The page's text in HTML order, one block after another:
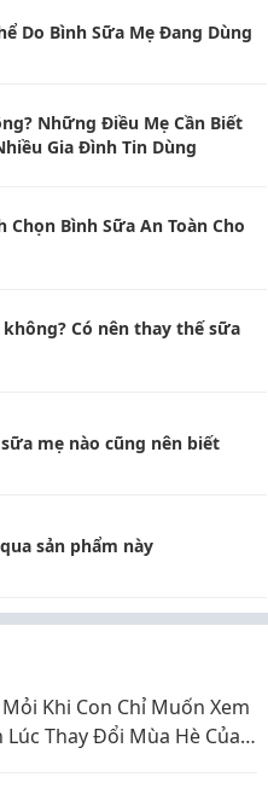
Do Bình Sữa Mẹ Đang Dùng
Những Điều Mẹ Cần Biết
Gia Đình Tin Dùng
Chọn Bình Sữa An Toàn Cho
Có nên thay thế sữa
mẹ nào cũng nên biết
sản phẩm này
Khi Con Chỉ Muốn Xem
Thay Đổi Mùa Hè Của